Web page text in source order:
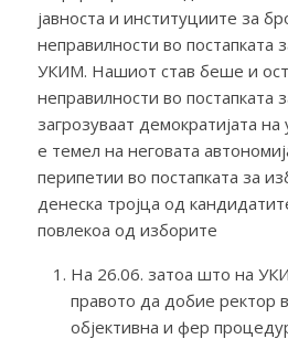
јавноста и институциите за
неправилности во постапката
УКИМ. Нашиот став беше и
неправилности во постапката
загрозуваат демократијата на
е темел на неговата
перипетии во постапката за
денеска тројца од
повлекоа од изборите
На 26.06. затоа што на
правото да добие ректор
објективна и фер